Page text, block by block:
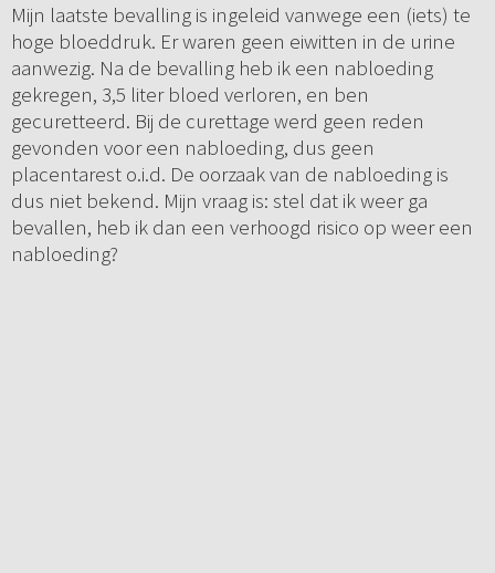
Mijn laatste bevalling is ingeleid vanwege een (iets) te
hoge bloeddruk. Er waren geen eiwitten in de urine
aanwezig. Na de bevalling heb ik een nabloeding
gekregen, 3,5 liter bloed verloren, en ben
gecuretteerd. Bij de curettage werd geen reden
gevonden voor een nabloeding, dus geen
placentarest o.i.d. De oorzaak van de nabloeding is
dus niet bekend. Mijn vraag is: stel dat ik weer ga
bevallen, heb ik dan een verhoogd risico op weer een
nabloeding?